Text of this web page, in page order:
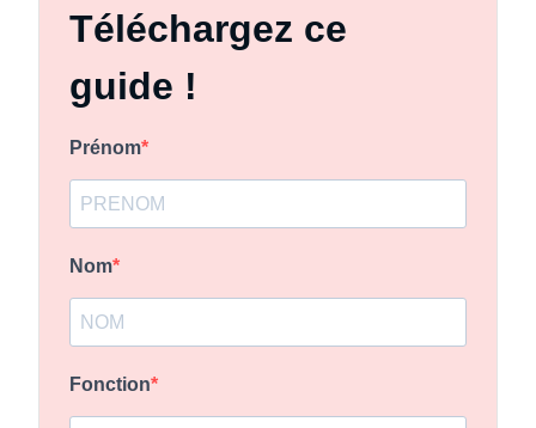
Téléchargez ce
guide !
Prénom
Nom
Fonction